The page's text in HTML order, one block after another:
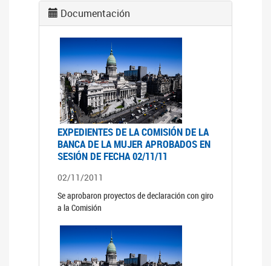
Documentación
EXPEDIENTES DE LA COMISIÓN DE LA
BANCA DE LA MUJER APROBADOS EN
SESIÓN DE FECHA 02/11/11
02/11/2011
Se aprobaron proyectos de declaración con giro
a la Comisión